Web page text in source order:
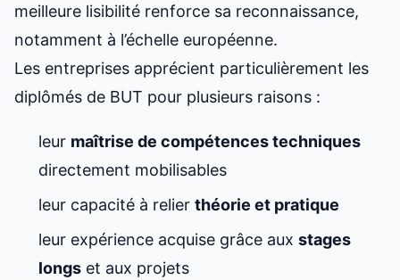
meilleure lisibilité renforce sa reconnaissance,
notamment à l’échelle européenne.
Les entreprises apprécient particulièrement les
diplômés de BUT pour plusieurs raisons :
leur maîtrise de compétences techniques
directement mobilisables
leur capacité à relier théorie et pratique
leur expérience acquise grâce aux stages
longs et aux projets